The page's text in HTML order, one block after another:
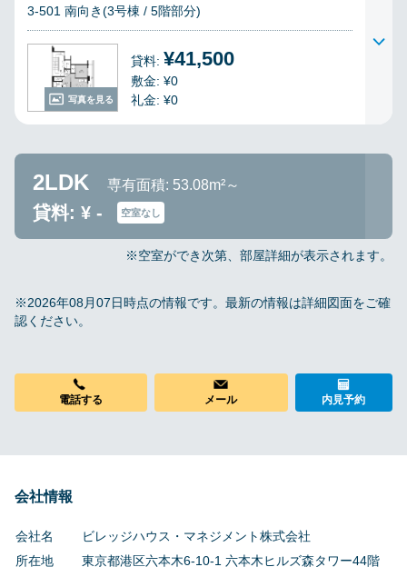
写真を見る
3-501 南向き(3号棟 / 5階部分)
貸料: ¥41,500
敷金: ¥0
礼金: ¥0
2LDK 専有面積: 53.08m²～
貸料: ¥ - 空室なし
※空室ができ次第、部屋詳細が表示されます。
※2026年08月07日時点の情報です。最新の情報は詳細図面をご確
認ください。
電話する メール 内見予約
会社情報
会社名
ビレッジハウス・マネジメント株式会社
所在地
東京都港区六本木6-10-1 六本木ヒルズ森タワー44階